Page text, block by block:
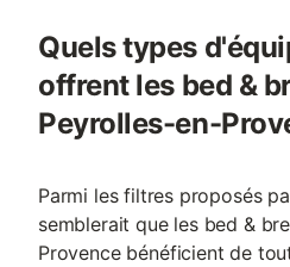
Quels types
offrent les bed &
Peyrolles-en-
Parmi les filtres proposés
semblerait que les bed &
Provence bénéficient de